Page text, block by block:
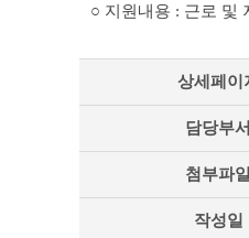
○ 지원내용 : 근로 및
상세페이
담당부서
첨부파일
작성일